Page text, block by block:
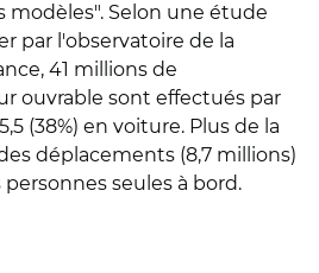
modèles". Selon une étude
par l'observatoire de la
41 millions de
ouvrable sont effectués par
(38%) en voiture. Plus de la
déplacements (8,7 millions)
seules à bord.